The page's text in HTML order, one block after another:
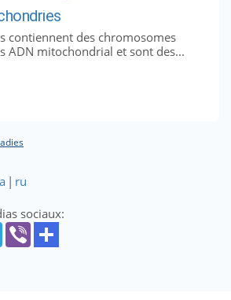
contiennent des chromosomes
ADN mitochondrial et sont des...
| ru
sociaux: